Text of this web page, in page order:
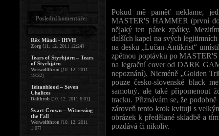
Pokud mě paměť neklame,
MASTER'S HAMMER (první
nějaký ten pátek zpátky.
dalších kapel na svých
na desku „Lučan-Antikrist“
zpětnou poptávku po
na legrační cover od DARK
nepoznání). Nicméně „Golden
pouze česko-slovenské black
samotný, ale také připomenout
tracku. Přiznávám se, že
zároveň tento krok kvituji s
obrázek k předělané skladbě a
pozdává či nikoliv.
Poslední komentáře:
Rêx Mündi - IHVH
Zorg [11. 12. 2011 12:24]
Tears of Styrbjørn – Tears
of Styrbjørn
Werwolfthron [10. 12. 2011
19:32]
Teitanblood – Seven
Chalices
Dalihrob [10. 12. 2011 6:01]
Svart Crown – Witnessing
the Fall
Werwolfthron [10. 12. 2011
1:07]